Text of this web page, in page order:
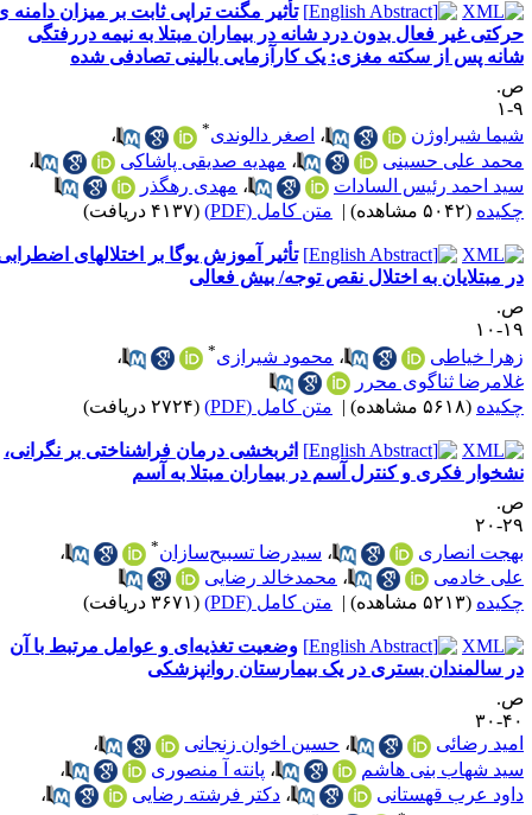
تأثیر مگنت تراپی ثابت بر میزان دامنه ی
غیر فعال بدون درد شانه در بیماران مبتلا به نیمه دررفتگی
پس از سکته مغزی: یک کارآزمایی بالینی تصادفی شده
شیراوژن
،اصغر دالوندی *
،
علی حسینی
،مهدیه صدیقی پاشاکی
،
احمد رئیس السادات
،مهدی رهگذر
(۵۰۴۲ مشاهده) | متن کامل (PDF) (۴۱۳۷ دریافت)
تأثیر آموزش یوگا بر اختلالهای اضطرابی
مبتلایان به اختلال نقص توجه/ بیش فعالی
۱۰
خیاطی
،محمود شیرازی
،
ثناگوی محرر
(۵۶۱۸ مشاهده) | متن کامل (PDF) (۲۷۲۴ دریافت)
اثربخشی درمان فراشناختی بر نگرانی،
فکری و کنترل آسم در بیماران مبتلا به آسم
۲۰
انصاری
،سیدرضا تسبیح‌سازان *
،
خادمی
،محمدخالد رضایی
(۵۲۱۳ مشاهده) | متن کامل (PDF) (۳۶۷۱ دریافت)
وضعیت تغذیه‌ای و عوامل مرتبط با آن
سالمندان بستری در یک بیمارستان روانپزشکی
۳۰
رضائی
،حسین اخوان زنجانی
،
شهاب بنی هاشم
،پانته آ منصوری
،
عرب قهستانی
،دکتر فرشته رضایی
،